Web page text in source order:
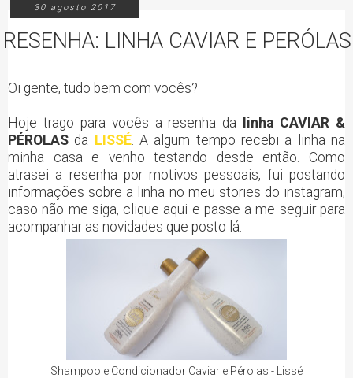
30 agosto 2017
RESENHA: LINHA CAVIAR E
Oi gente, tudo bem com vocês?
Hoje trago para vocês a resenha da
linha CAVIAR &
PÉROLAS da LISSÉ. A algum tempo recebi a linha na
minha casa e venho testando desde então. Como
atrasei a resenha por motivos pessoais, fui postando
informações sobre a linha no meu stories do instagram,
caso não me siga, clique aqui e passe a me seguir para
acompanhar as novidades que posto lá.
Shampoo e Condicionador Caviar e Pérolas - Lissé